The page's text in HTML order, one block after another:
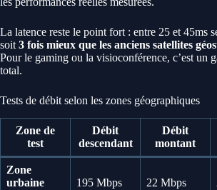
La latence reste le point fort : entre 25 et 45ms
soit 3 fois mieux que les anciens satellites
Pour le gaming ou la visioconférence, c’est un
total.
Tests de débit selon les zones géographiques
Zone de
test
Débit
descendant
Débit
montant
Zone
urbaine
195 Mbps 22 Mbps